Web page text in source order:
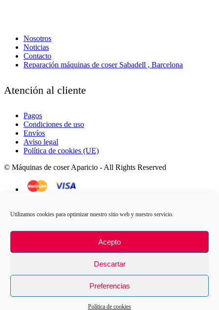
Utilizamos cookies para optimizar nuestro sitio web y nuestro servicio.
Acepto
Descartar
Preferencias
Política de cookies
Nosotros
Noticias
Contacto
Reparación máquinas de coser Sabadell , Barcelona
Atención al cliente
Pagos
Condiciones de uso
Envíos
Aviso legal
Política de cookies (UE)
© Máquinas de coser Aparicio - All Rights Reserved